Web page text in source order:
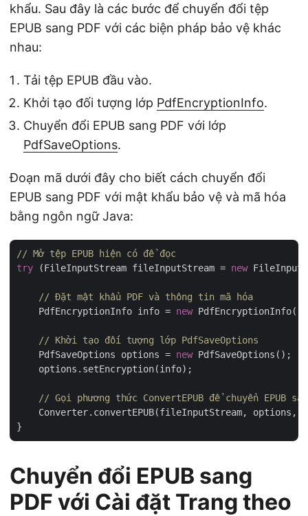
khẩu. Sau đây là các bước để chuyển đổi tệp
EPUB sang PDF với các biện pháp bảo vệ khác
nhau:
Tải tệp EPUB đầu vào.
Khởi tạo đối tượng lớp PdfEncryptionInfo.
Chuyển đổi EPUB sang PDF với lớp
PdfSaveOptions.
Đoạn mã dưới đây cho biết cách chuyển đổi
EPUB sang PDF với mật khẩu bảo vệ và mã hóa
bằng ngôn ngữ Java:
// Mở tệp EPUB hiện có để đọc
try (FileInputStream fileInputStream = new
// Đặt mật khẩu PDF và thông tin mã hóa
    PdfEncryptionInfo info =
new PdfEncryptionInfo(
// Khởi tạo đối tượng lớp PdfSaveOptions
    PdfSaveOptions options =
new PdfSaveOptions();
    options.setEncryption(info);
// Gọi phương thức ConvertEPUB để chuyển EPUB
Converter.convertEPUB(fileInputStream, options,
Chuyển đổi EPUB sang
PDF với Cài đặt Trang theo